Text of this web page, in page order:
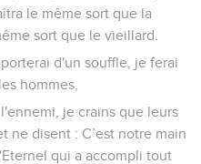
le même sort que la
sort que le vieillard.
d'un souffle, je ferai
hommes,
je crains que leurs
ne disent : C’est notre main
qui a accompli tout